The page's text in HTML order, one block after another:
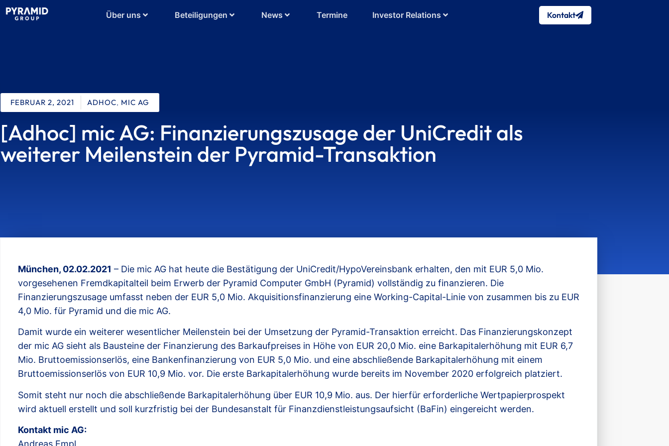
Über uns Beteiligungen News Termine Investor Relations Kontakt
FEBRUAR 2, 2021 ADHOC, MIC AG
[Adhoc] mic AG: Finanzierungszusage der UniCredit als
weiterer Meilenstein der Pyramid-Transaktion
München, 02.02.2021 – Die mic AG hat heute die Bestätigung der UniCredit/HypoVereinsbank erhalten, den mit EUR 5,0 Mio.
vorgesehenen Fremdkapitalteil beim Erwerb der Pyramid Computer GmbH (Pyramid) vollständig zu finanzieren. Die
Finanzierungszusage umfasst neben der EUR 5,0 Mio. Akquisitionsfinanzierung eine Working-Capital-Linie von zusammen bis zu EUR
4,0 Mio. für Pyramid und die mic AG.
Damit wurde ein weiterer wesentlicher Meilenstein bei der Umsetzung der Pyramid-Transaktion erreicht. Das Finanzierungskonzept
der mic AG sieht als Bausteine der Finanzierung des Barkaufpreises in Höhe von EUR 20,0 Mio. eine Barkapitalerhöhung mit EUR 6,7
Mio. Bruttoemissionserlös, eine Bankenfinanzierung von EUR 5,0 Mio. und eine abschließende Barkapitalerhöhung mit einem
Bruttoemissionserlös von EUR 10,9 Mio. vor. Die erste Barkapitalerhöhung wurde bereits im November 2020 erfolgreich platziert.
Somit steht nur noch die abschließende Barkapitalerhöhung über EUR 10,9 Mio. aus. Der hierfür erforderliche Wertpapierprospekt
wird aktuell erstellt und soll kurzfristig bei der Bundesanstalt für Finanzdienstleistungsaufsicht (BaFin) eingereicht werden.
Kontakt mic AG:
Andreas Empl